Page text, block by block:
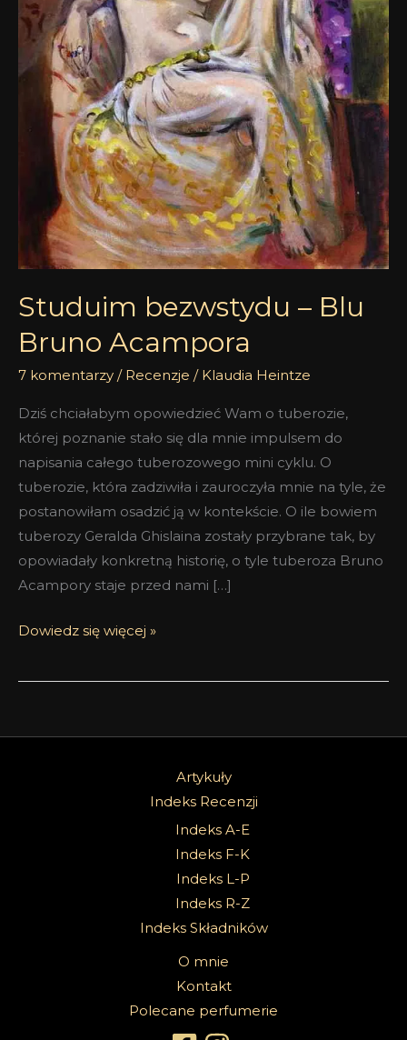
Studuim bezwstydu – Blu
Bruno Acampora
7 komentarzy / Recenzje / Klaudia Heintze
Dziś chciałabym opowiedzieć Wam o tuberozie,
której poznanie stało się dla mnie impulsem do
napisania całego tuberozowego mini cyklu. O
tuberozie, która zadziwiła i zauroczyła mnie na tyle, że
postanowiłam osadzić ją w kontekście. O ile bowiem
tuberozy Geralda Ghislaina zostały przybrane tak, by
opowiadały konkretną historię, o tyle tuberoza Bruno
Acampory staje przed nami […]
Dowiedz się więcej »
Artykuły
Indeks Recenzji
Indeks A-E
Indeks F-K
Indeks L-P
Indeks R-Z
Indeks Składników
O mnie
Kontakt
Polecane perfumerie